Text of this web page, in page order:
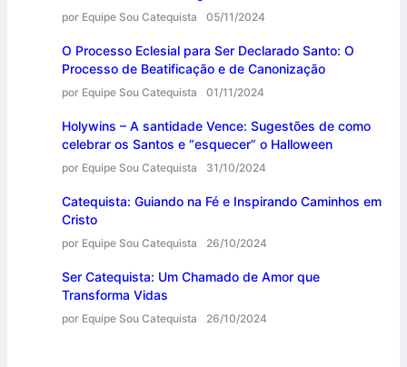
por Equipe Sou Catequista 05/11/2024
O Processo Eclesial para Ser Declarado Santo: O
Processo de Beatificação e de Canonização
por Equipe Sou Catequista 01/11/2024
Holywins – A santidade Vence: Sugestões de como
celebrar os Santos e “esquecer” o Halloween
por Equipe Sou Catequista 31/10/2024
Catequista: Guiando na Fé e Inspirando Caminhos em
Cristo
por Equipe Sou Catequista 26/10/2024
Ser Catequista: Um Chamado de Amor que
Transforma Vidas
por Equipe Sou Catequista 26/10/2024